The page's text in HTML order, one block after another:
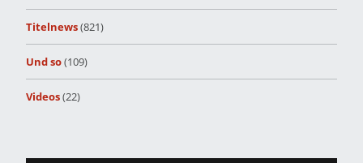
Titelnews(821)
Und so(109)
Videos(22)